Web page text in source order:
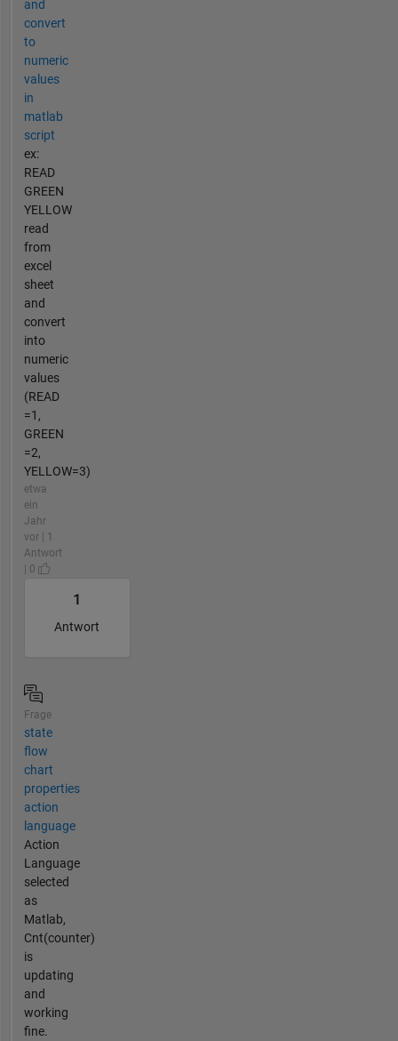
and
convert
to
numeric
values
in
matlab
script
ex:
READ
GREEN
YELLOW
read
from
excel
sheet
and
convert
into
numeric
values
(READ
=1,
GREEN
=2,
YELLOW=3)
etwa
ein
Jahr
vor | 1
Antwort
| 0
1
Antwort
Frage
state
flow
chart
properties
action
language
Action
Language
selected
as
Matlab,
Cnt(counter)
is
updating
and
working
fine.